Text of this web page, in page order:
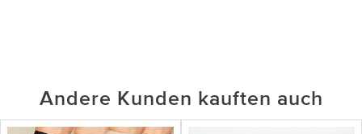
Andere Kunden kauften auch